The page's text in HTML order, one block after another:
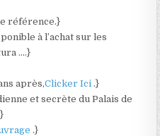
référence.}
à l’achat sur les
….}
après,Clicker Ici.}
et secrète du Palais de
.}